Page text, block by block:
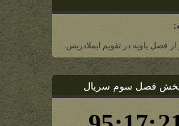
فصل یاویه در تقویم ایملادریس.
پخش فصل سوم سریال